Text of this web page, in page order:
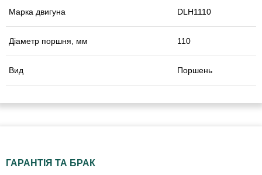
Марка двигуна DLH1110
Діаметр поршня, мм 110
Вид Поршень
ГАРАНТІЯ ТА БРАК